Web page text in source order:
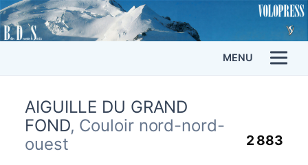
MENU
AIGUILLE DU GRAND
FOND, Couloir nord-nord-
ouest
2 883